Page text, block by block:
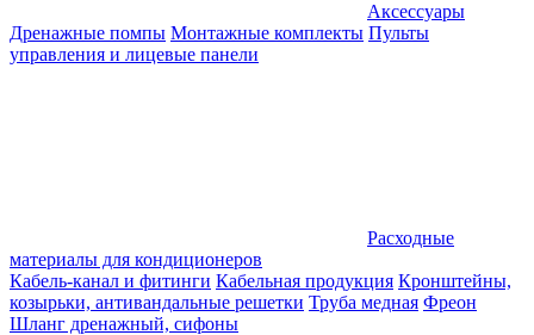
Аксессуары
Дренажные помпы Монтажные комплекты Пульты
управления и лицевые панели
Расходные
материалы для кондиционеров
Кабель-канал и фитинги Кабельная продукция Кронштейны,
козырьки, антивандальные решетки Труба медная Фреон
Шланг дренажный, сифоны